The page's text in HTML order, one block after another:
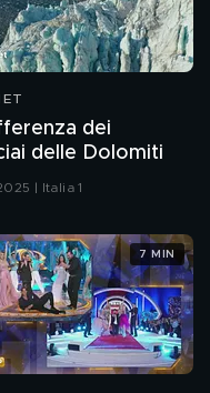
dei
delle Dolomiti
| Italia 1
7 MIN